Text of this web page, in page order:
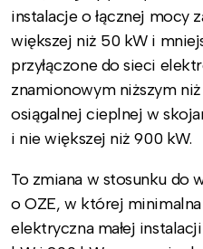
instalacje o łącznej mocy
większej niż 50 kW i
przyłączone do sieci
znamionowym niższym
osiągalnej cieplnej w
i nie większej niż 900 kW.
To zmiana w stosunku do
o OZE, w której
elektryczna małej